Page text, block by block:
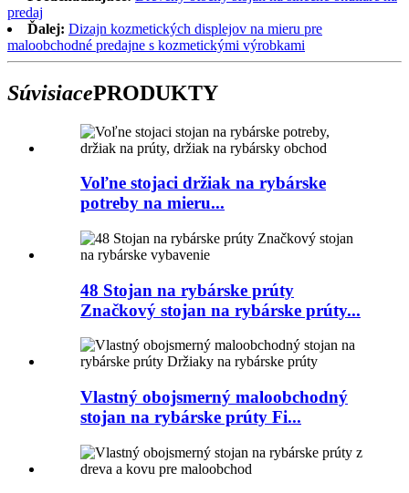
predaj
Ďalej: Dizajn kozmetických displejov na mieru pre
maloobchodné predajne s kozmetickými výrobkami
SúvisiacePRODUKTY
Voľne stojaci držiak na rybárske
potreby na mieru...
48 Stojan na rybárske prúty
Značkový stojan na rybárske prúty...
Vlastný obojsmerný maloobchodný
stojan na rybárske prúty Fi...